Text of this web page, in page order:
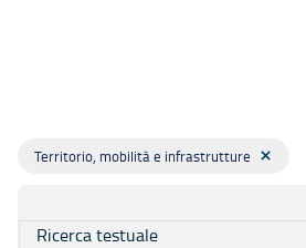
Territorio, mobilità e infrastrutture
Ricerca testuale